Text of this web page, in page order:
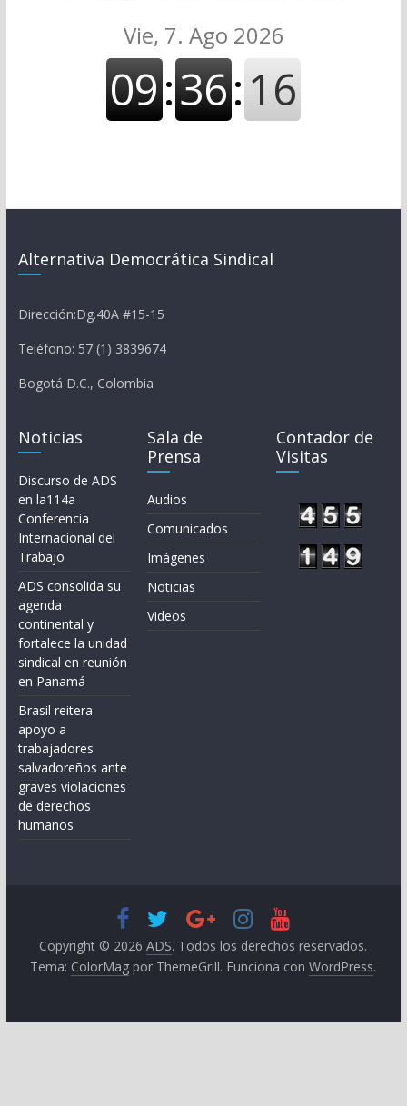
Alternativa Democrática Sindical
Dirección:Dg.40A #15-15
Teléfono: 57 (1) 3839674
Bogotá D.C., Colombia
Noticias
Discurso de ADS
en la114a
Conferencia
Internacional del
Trabajo
ADS consolida su
agenda
continental y
fortalece la unidad
sindical en reunión
en Panamá
Brasil reitera
apoyo a
trabajadores
salvadoreños ante
graves violaciones
de derechos
humanos
Sala de
Prensa
Audios
Comunicados
Imágenes
Noticias
Videos
Contador de
Visitas
Copyright © 2026ADS. Todos los derechos reservados.
Tema: ColorMag por ThemeGrill. Funciona conWordPress.